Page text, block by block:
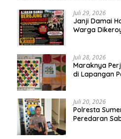
Tumbang
Juli 29, 2026
Janji Damai
Warga
Juli 28, 2026
Maraknya
di Lapangan
Juli 20, 2026
Polresta
Peredaran